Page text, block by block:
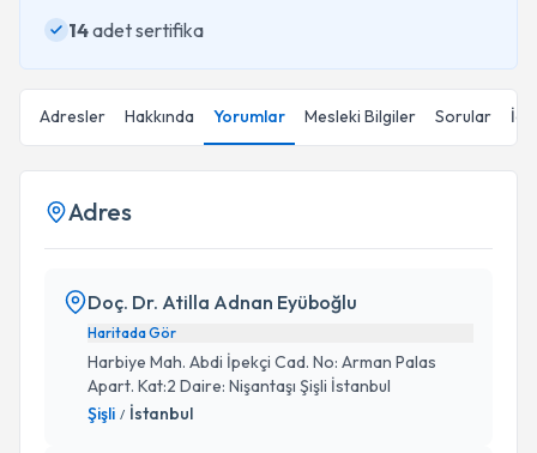
14adet sertifika
Adresler Hakkında Yorumlar Mesleki Bilgiler Sorular
Adres
Doç. Dr. Atilla Adnan Eyüboğlu
Haritada Gör
Harbiye Mah. Abdi İpekçi Cad. No: Arman Palas
Apart. Kat:2 Daire: Nişantaşı Şişli İstanbul
Şişli / İstanbul